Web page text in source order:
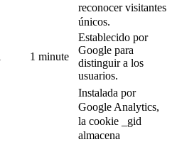
reconocer visitantes
únicos.
1 minute
Establecido por
Google para
distinguir a los
usuarios.
Instalada por
Google Analytics,
la cookie _gid
almacena